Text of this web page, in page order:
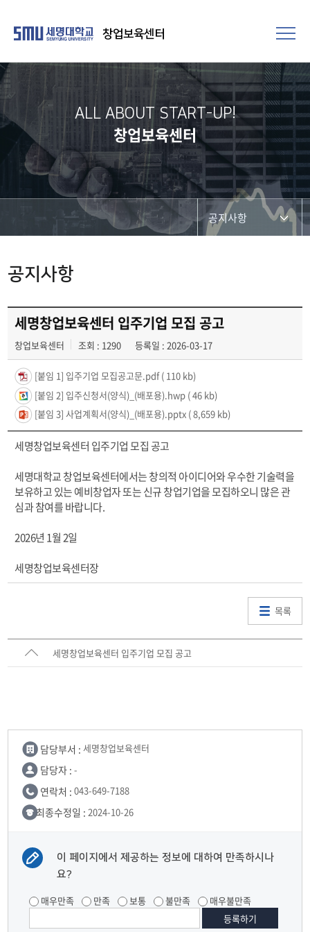
창업보육센터
ALL ABOUT START-UP!
창업보육센터
공지사항
저작권 보호정책
공지사항
세명창업보육센터 입주기업 모집 공고
창업보육센터 조회 : 1290 등록일 : 2026-03-17
[붙임 1] 입주기업 모집공고문.pdf( 110 kb)
[붙임 2] 입주신청서(양식)_(배포용).hwp ( 46 kb)
[붙임 3] 사업계획서(양식)_(배포용).pptx ( 8,659 kb)
세명창업보육센터 입주기업 모집 공고
세명대학교 창업보육센터에서는 창의적 아이디어와 우수한 기술력을
보유하고 있는 예비창업자 또는 신규 창업기업을 모집하오니 많은 관
심과 참여를 바랍니다.
2026년 1월 2일
세명창업보육센터장
목록
세명창업보육센터 입주기업 모집 공고
담당부서 : 세명창업보육센터
담당자 : -
연락처 : 043-649-7188
최종수정일 : 2024-10-26
이 페이지에서 제공하는 정보에 대하여 만족하시나
요?
매우만족 만족 보통 불만족 매우불만족